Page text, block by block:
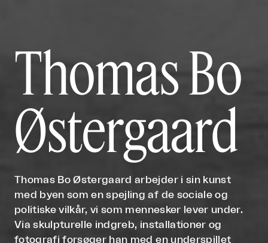
Thomas Bo
Østergaard
Thomas Bo Østergaard arbejder i sin kunst
med byen som en spejling af de sociale og
politiske vilkår, vi som mennesker lever under.
Via skulpturelle indgreb, installationer og
fotografi forsøger han med en underspillet